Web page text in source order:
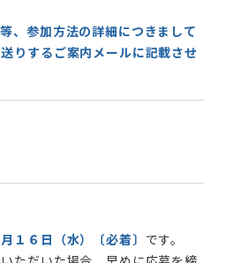
、参加方法の詳細につきまして
りするご案内メールに記載させ
１６日（水）〔必着〕 です。